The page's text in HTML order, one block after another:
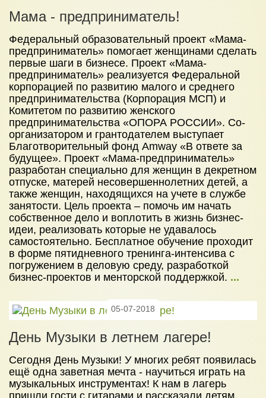
КОНТАКТЫ
Мама - предприниматель!
Федеральный образовательный проект «Мама-
предприниматель» помогает женщинами сделать
первые шаги в бизнесе. Проект «Мама-
предприниматель» реализуется Федеральной
корпорацией по развитию малого и среднего
предпринимательства (Корпорация МСП) и
Комитетом по развитию женского
предпринимательства «ОПОРА РОССИИ». Со-
организатором и грантодателем выступает
Благотворительный фонд Amway «В ответе за
будущее». Проект «Мама-предприниматель»
разработан специально для женщин в декретном
отпуске, матерей несовершеннолетних детей, а
также женщин, находящихся на учете в службе
занятости. Цель проекта – помочь им начать
собственное дело и воплотить в жизнь бизнес-
идеи, реализовать которые не удавалось
самостоятельно. Бесплатное обучение проходит
в форме пятидневного тренинга-интенсива с
погружением в деловую среду, разработкой
бизнес-проектов и менторской поддержкой. ...
05-07-2018
День Музыки в летнем лагере!
Сегодня День Музыки! У многих ребят появилась
ещё одна заветная мечта - научиться играть на
музыкальных инструментах! К нам в лагерь
пришли гости с гитарами и рассказали детям